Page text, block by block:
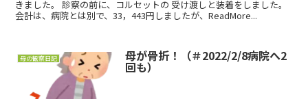
きました。 診察の前に、コルセットの 受け渡しと装着をしました。
会計は、病院とは別で、33，443円しましたが、ReadMore...
母の観察日記 母が骨折！（＃2022/2/8病院へ2
回も）